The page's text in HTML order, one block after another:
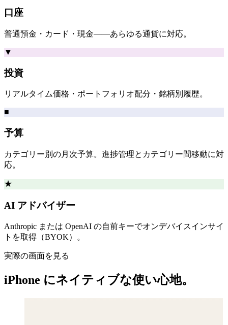
口座
普通預金・カード・現金——あらゆる通貨に対応。
▼
投資
リアルタイム価格・ポートフォリオ配分・銘柄別履歴。
■
予算
カテゴリー別の月次予算。進捗管理とカテゴリー間移動に対
応。
★
AI アドバイザー
Anthropic または OpenAI の自前キーでオンデバイスインサイ
トを取得（BYOK）。
実際の画面を見る
iPhone にネイティブな使い心地。